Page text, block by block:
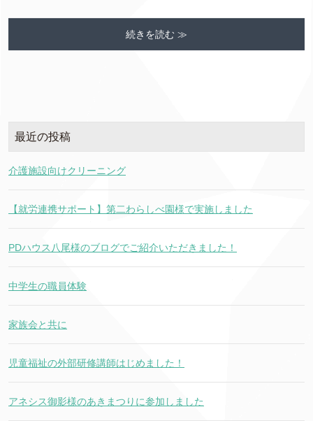
続きを読む ≫
最近の投稿
介護施設向けクリーニング
【就労連携サポート】第二わらしべ園様で実施しました
PDハウス八尾様のブログでご紹介いただきました！
中学生の職員体験
家族会と共に
児童福祉の外部研修講師はじめました！
アネシス御影様のあきまつりに参加しました